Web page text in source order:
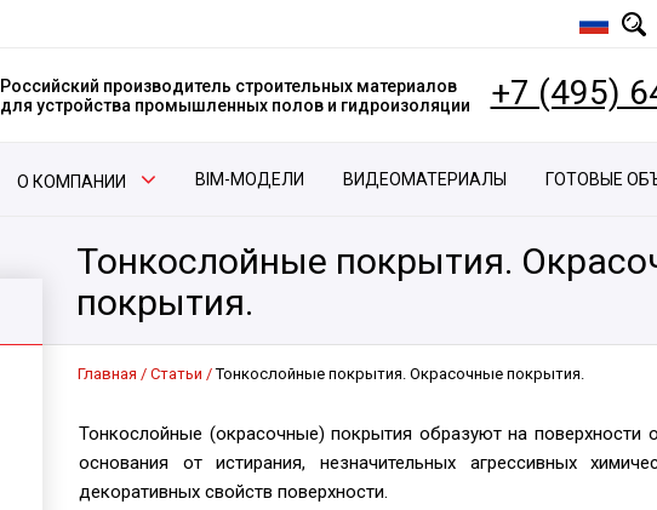
Российский производитель строительных материалов
для устройства промышленных полов и гидроизоляции
+7 (495)
О КОМПАНИИ BIM-МОДЕЛИ ВИДЕОМАТЕРИАЛЫ ГОТОВЫЕ
Тонкослойные покрытия.
покрытия.
Главная Статьи Тонкослойные покрытия. Окрасочные покрытия.
Тонкослойные (окрасочные) покрытия образуют на
основания от истирания, незначительных агрессивных
декоративных свойств поверхности.